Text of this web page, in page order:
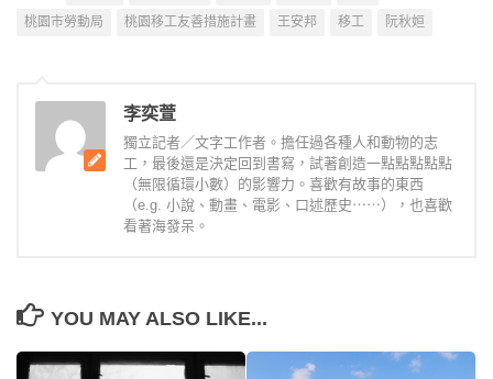
桃園市勞動局
桃園移工友善措施計畫 王安邦 移工 阮秋姮
李奕萱
獨立記者／文字工作者。擔任過各種人和動物的志
工，最後還是決定回到書寫，試著創造一點點點點點
（無限循環小數）的影響力。喜歡有故事的東西
（e.g. 小說、動畫、電影、口述歷史⋯⋯），也喜歡
看著海發呆。
YOU MAY ALSO LIKE...